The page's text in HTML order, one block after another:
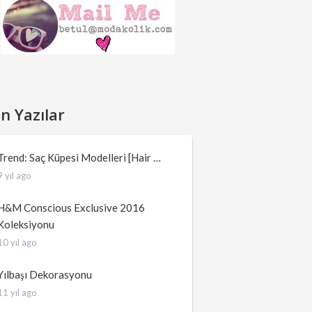
Yazılar
Saç Küpesi Modelleri [Hair …
yıl ago
Conscious Exclusive 2016
yıl ago
Dekorasyonu
yıl ago